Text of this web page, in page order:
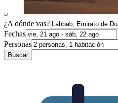
¿A dónde vas?
Fechas
Personas
Buscar